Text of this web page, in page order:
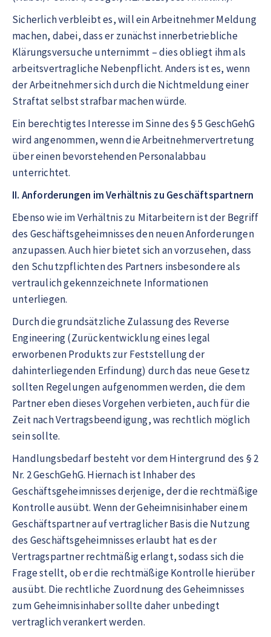
Sicherlich verbleibt es, will ein Arbeitnehmer Meldung
machen, dabei, dass er zunächst innerbetriebliche
Klärungsversuche unternimmt – dies obliegt ihm als
arbeitsvertragliche Nebenpflicht. Anders ist es, wenn
der Arbeitnehmer sich durch die Nichtmeldung einer
Straftat selbst strafbar machen würde.
Ein berechtigtes Interesse im Sinne des § 5 GeschGehG
wird angenommen, wenn die Arbeitnehmervertretung
über einen bevorstehenden Personalabbau
unterrichtet.
II. Anforderungen im Verhältnis zu Geschäftspartnern
Ebenso wie im Verhältnis zu Mitarbeitern ist der Begriff
des Geschäftsgeheimnisses den neuen Anforderungen
anzupassen. Auch hier bietet sich an vorzusehen, dass
den Schutzpflichten des Partners insbesondere als
vertraulich gekennzeichnete Informationen
unterliegen.
Durch die grundsätzliche Zulassung des Reverse
Engineering (Zurückentwicklung eines legal
erworbenen Produkts zur Feststellung der
dahinterliegenden Erfindung) durch das neue Gesetz
sollten Regelungen aufgenommen werden, die dem
Partner eben dieses Vorgehen verbieten, auch für die
Zeit nach Vertragsbeendigung, was rechtlich möglich
sein sollte.
Handlungsbedarf besteht vor dem Hintergrund des § 2
Nr. 2 GeschGehG. Hiernach ist Inhaber des
Geschäftsgeheimnisses derjenige, der die rechtmäßige
Kontrolle ausübt. Wenn der Geheimnisinhaber einem
Geschäftspartner auf vertraglicher Basis die Nutzung
des Geschäftsgeheimnisses erlaubt hat es der
Vertragspartner rechtmäßig erlangt, sodass sich die
Frage stellt, ob er die rechtmäßige Kontrolle hierüber
ausübt. Die rechtliche Zuordnung des Geheimnisses
zum Geheimnisinhaber sollte daher unbedingt
vertraglich verankert werden.